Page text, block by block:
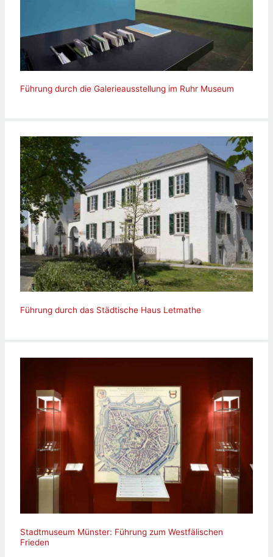
Führung durch die Galerieausstellung im Ruhr Museum
Führung durch das Städtische Haus Letmathe
Stadtmuseum Münster: Führung zum Westfälischen
Frieden